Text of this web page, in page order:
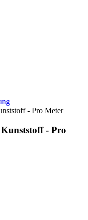
- Pro Meter
- Pro